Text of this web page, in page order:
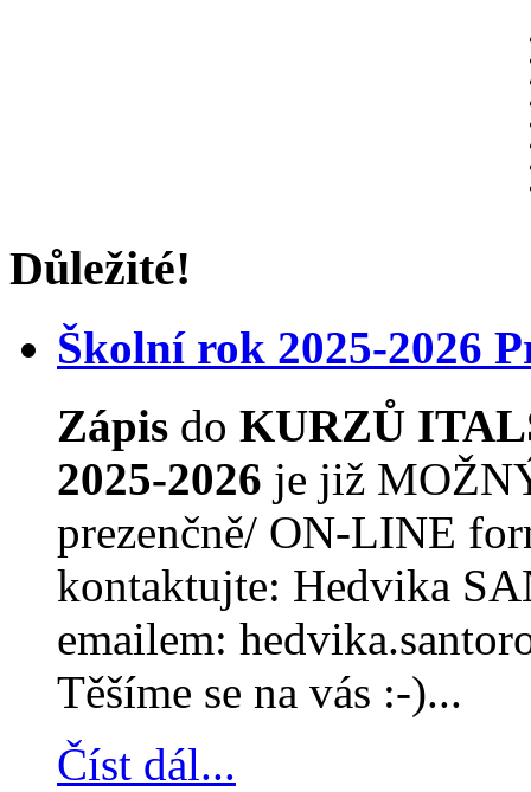
Důležité!
Školní rok 2025-2026
Zápis do KURZŮ
2025-2026 je již
prezenčně/ ON-LINE
kontaktujte: Hedvika
emailem:
Těšíme se na vás :-)...
Číst dál...